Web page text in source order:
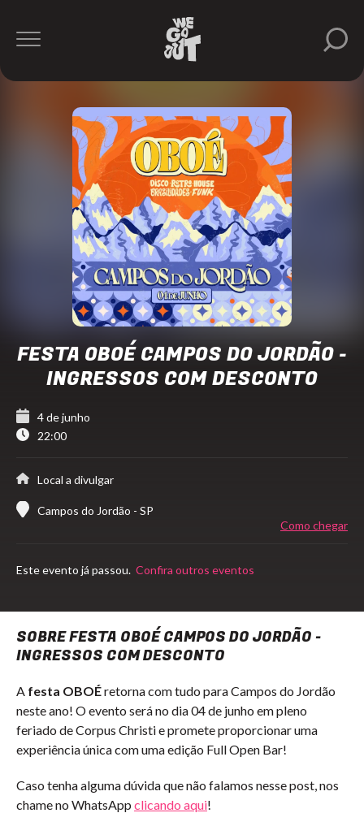
New
https://www.instagram.com/newblood.ag/
FESTA OBOÉ CAMPOS DO JORDÃO -
INGRESSOS COM DESCONTO
4 de junho
22:00
Local a divulgar
Campos do Jordão - SP
Como chegar
Este evento já passou. Confira outros eventos
SOBRE FESTA OBOÉ CAMPOS DO JORDÃO -
INGRESSOS COM DESCONTO
A festa OBOÉretorna com tudo para Campos do Jordão
neste ano! O evento será no dia 04 de junho em pleno
feriado de Corpus Christi e promete proporcionar uma
experiência única com uma edição Full Open Bar!
Caso tenha alguma dúvida que não falamos nesse post, nos
chame no WhatsApp clicando aqui!